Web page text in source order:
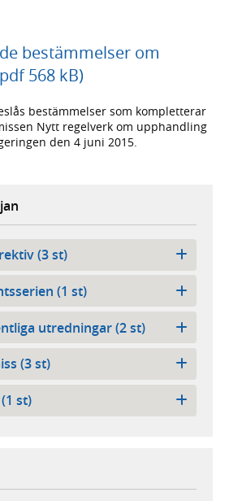
bestämmelser om
568 kB)
bestämmelser som kompletterar
Nytt regelverk om upphandling
den 4 juni 2015.
(3 st)
(1 st)
utredningar (2 st)
(3 st)
st)